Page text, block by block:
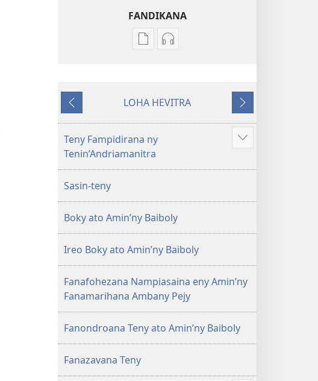
FANDIKANA
Fandikana
Masina
tenin’ny
Tontolo
2021)
Fandikana
Soratra
(Nohavaozina
2021)
Hiverina
LOHA HEVITRA
Manaraka
Teny Fampidirana ny
Tenin’Andriamanitra
Hijery
kokoa
Sasin-teny
Boky ato Amin’ny Baiboly
Ireo Boky ato Amin’ny Baiboly
Fanafohezana Nampiasaina eny Amin’ny
Fanamarihana Ambany Pejy
Fanondroana Teny ato Amin’ny Baiboly
Fanazavana Teny